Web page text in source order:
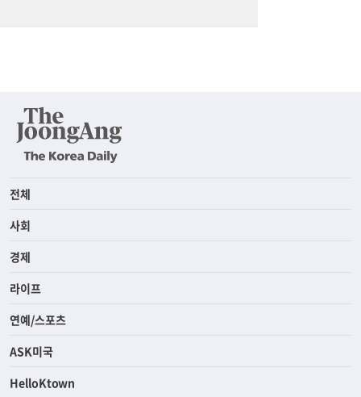
전체
사회
경제
라이프
연예/스포츠
ASK미국